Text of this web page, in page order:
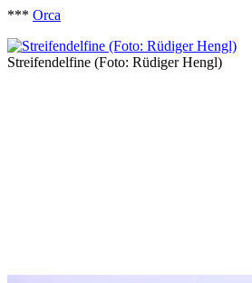
*** Orca
Streifendelfine (Foto: Rüdiger Hengl)